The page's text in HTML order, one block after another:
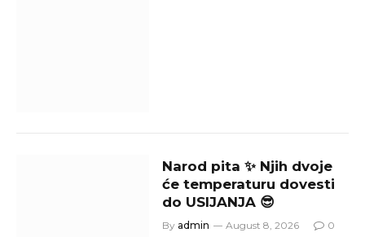
Narod pita ✨ Njih dvoje
će temperaturu dovesti
do USIJANJA 😎
By admin August 8, 2026 0